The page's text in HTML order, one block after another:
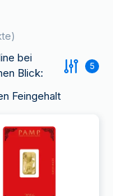
bei
Blick:
Feingehalt
PAMP sind
unseren
5